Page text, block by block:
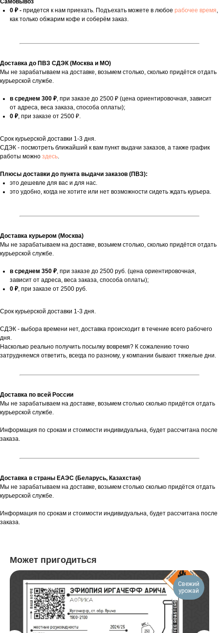
Самовывоз
0 ₽ - придется к нам приехать. Подъехать можете в любое рабочее время,
как только обжарим кофе и соберём заказ.
Доставка до ПВЗ СДЭК (Москва и МО)
Мы не зарабатываем на доставке, возьмем столько, сколько придётся отдать
курьерской службе.
в среднем 300 ₽, при заказе до 2500 ₽ (цена ориентировочная, зависит
от адреса, веса заказа, способа оплаты);
0 ₽, при заказе от 2500 ₽.
Срок курьерской доставки 1-3 дня.
СДЭК - посмотреть ближайший к вам пункт выдачи заказов, а также график
работы можно здесь.
Плюсы доставки до пункта выдачи заказов (ПВЗ):
это дешевле для вас и для нас.
это удобно, когда не хотите или нет возможности сидеть ждать курьера.
Доставка курьером (Москва)
Мы не зарабатываем на доставке, возьмем столько, сколько придётся отдать
курьерской службе.
в среднем 350 ₽, при заказе до 2500 руб. (цена ориентировочная,
зависит от адреса, веса заказа, способа оплаты);
0 ₽, при заказе от 2500 руб.
Срок курьерской доставки 1-3 дня.
СДЭК - выбора времени нет, доставка происходит в течение всего рабочего
дня.
Насколько реально получить посылку вовремя? К сожалению точно
затрудняемся ответить, всегда по разному, у компании бывают тяжелые дни.
Доставка по всей России
Мы не зарабатываем на доставке, возьмем столько сколько придётся отдать
курьерской службе.
Информация по срокам и стоимости индивидуальна, будет рассчитана после
заказа.
Доставка в страны ЕАЭС (Беларусь, Казахстан)
Мы не зарабатываем на доставке, возьмем столько сколько придётся отдать
курьерской службе.
Информация по срокам и стоимости индивидуальна, будет рассчитана после
заказа.
Может пригодиться
Свежий
урожай